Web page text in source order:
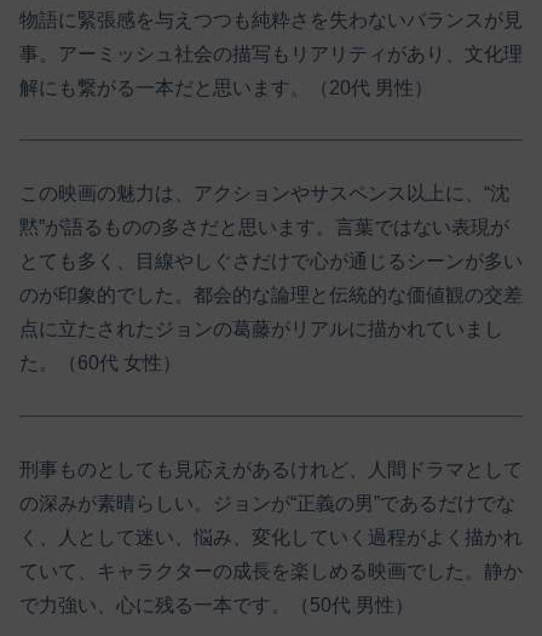
物語に緊張感を与えつつも純粋さを失わないバランスが見
事。アーミッシュ社会の描写もリアリティがあり、文化理
解にも繋がる一本だと思います。（20代 男性）
この映画の魅力は、アクションやサスペンス以上に、“沈
黙”が語るものの多さだと思います。言葉ではない表現が
とても多く、目線やしぐさだけで心が通じるシーンが多い
のが印象的でした。都会的な論理と伝統的な価値観の交差
点に立たされたジョンの葛藤がリアルに描かれていまし
た。（60代 女性）
刑事ものとしても見応えがあるけれど、人間ドラマとして
の深みが素晴らしい。ジョンが“正義の男”であるだけでな
く、人として迷い、悩み、変化していく過程がよく描かれ
ていて、キャラクターの成長を楽しめる映画でした。静か
で力強い、心に残る一本です。（50代 男性）